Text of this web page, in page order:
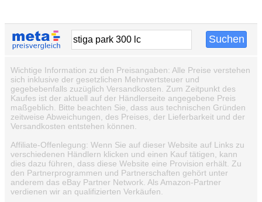
Wichtige Information zu den Preisangaben: Alle Preise verstehen
sich inklusive der gesetzlichen Mehrwertsteuer und
gegebebenfalls zuzüglich Versandkosten. Zum Zeitpunkt des
Kaufes ist der aktuell auf der Händlerseite angegebene Preis
maßgeblich. Bitte beachten Sie, dass aus technischen Gründen
zeitweise Abweichungen, des Preises, der Lieferbarkeit und der
Versandkosten entstehen können.
Affiliate-Offenlegung: Wenn Sie auf dieser Website auf Links zu
verschiedenen Händlern klicken und einen Kauf tätigen, kann
dies dazu führen, dass diese Website eine Provision erhält. Zu
den Partnerprogrammen und Partnerschaften gehört unter
anderem das eBay Partner Network. Als Amazon-Partner
verdienen wir an qualifizierten Verkäufen.